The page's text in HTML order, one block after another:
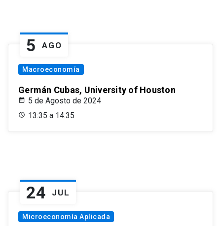
5 AGO
Macroeconomía
Germán Cubas, University of Houston
5 de Agosto de 2024
13:35 a 14:35
24 JUL
Microeconomía Aplicada